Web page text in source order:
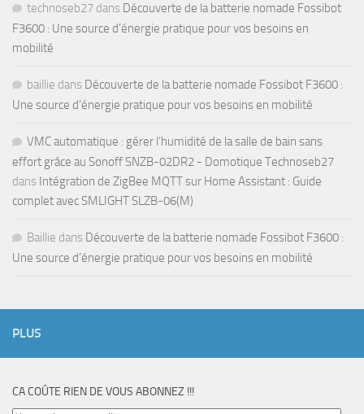
technoseb27 dans Découverte de la batterie nomade Fossibot
F3600 : Une source d’énergie pratique pour vos besoins en
mobilité
baillie dans Découverte de la batterie nomade Fossibot F3600 :
Une source d’énergie pratique pour vos besoins en mobilité
VMC automatique : gérer l’humidité de la salle de bain sans
effort grâce au Sonoff SNZB-02DR2 - Domotique Technoseb27
dans Intégration de ZigBee MQTT sur Home Assistant : Guide
complet avec SMLIGHT SLZB-06(M)
Baillie dans Découverte de la batterie nomade Fossibot F3600 :
Une source d’énergie pratique pour vos besoins en mobilité
PLUS
CA COÛTE RIEN DE VOUS ABONNEZ !!!